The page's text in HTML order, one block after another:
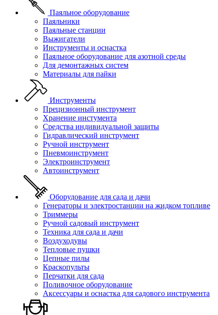
Паяльное оборудование
Паяльники
Паяльные станции
Выжигатели
Инструменты и оснастка
Паяльное оборудование для азотной среды
Для демонтажных систем
Материалы для пайки
Инструменты
Прецизионный инструмент
Хранение инстумента
Средства индивидуальной защиты
Гидравлический инструмент
Ручной инструмент
Пневмоинструмент
Электроинструмент
Автоинструмент
Оборудование для сада и дачи
Генераторы и электростанции на жидком топливе
Триммеры
Ручной садовый инструмент
Техника для сада и дачи
Воздуходувы
Тепловые пушки
Цепные пилы
Краскопульты
Перчатки для сада
Поливочное оборудование
Аксессуары и оснастка для садового инструмента